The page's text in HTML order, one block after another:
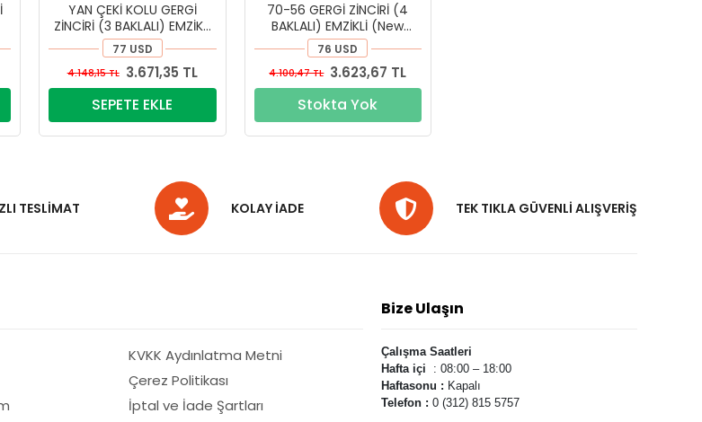
YAN ÇEKİ KOLU GERGİ
ZİNCİRİ (3 BAKLALI) EMZİKLİ
(New Holland) (DYPTT-
123)
77 USD
3.671,35 TL
4.148,15 TL
SEPETE EKLE
70-56 GERGİ ZİNCİRİ (4
BAKLALI) EMZİKLİ (New
Holland) (DYPTT-124)
76 USD
3.623,67 TL
4.100,47 TL
Stokta Yok
TESLİMAT KOLAY İADE TEK TIKLA GÜVENLİ ALIŞVERİŞ
KVKK Aydınlatma Metni
Çerez Politikası
İptal ve İade Şartları
Bize Ulaşın
Çalışma Saatleri
Hafta içi : 08:00 – 18:00
Haftasonu : Kapalı
Telefon : 0 (312) 815 5757